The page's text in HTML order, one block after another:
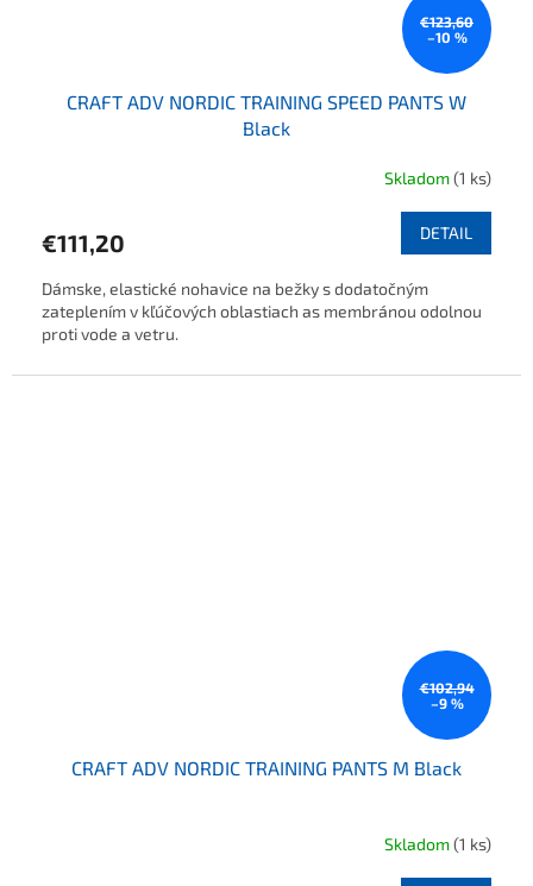
€123,60
–10 %
CRAFT ADV NORDIC TRAINING SPEED PANTS W
Black
Skladom(1 ks)
€111,20 DETAIL
Dámske, elastické nohavice na bežky s dodatočným
zateplením v kľúčových oblastiach as membránou odolnou
proti vode a vetru.
€102,94
–9 %
CRAFT ADV NORDIC TRAINING PANTS M Black
Skladom(1 ks)